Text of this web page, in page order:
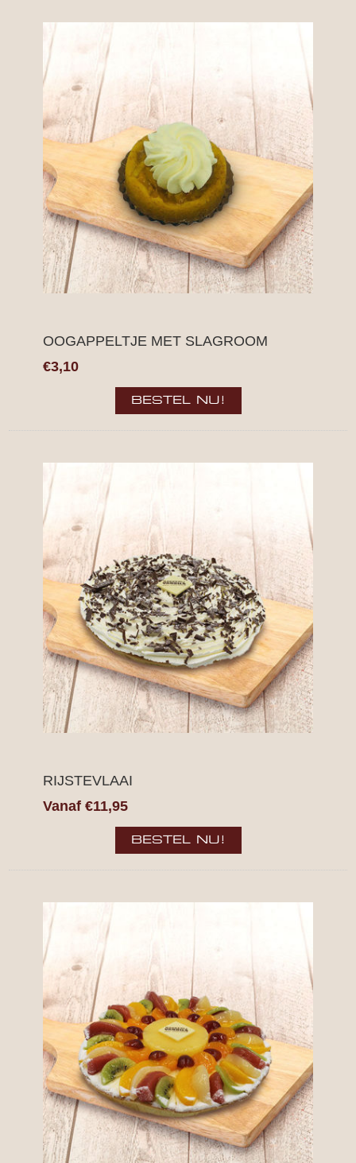
OOGAPPELTJE MET SLAGROOM
€3,10
RIJSTEVLAAI
Vanaf €11,95